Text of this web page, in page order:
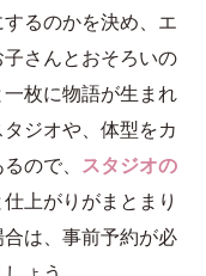
るのかを決め、エ
さんとおそろいの
枚に物語が生まれ
ジオや、体型をカ
ので、 スタジオの
上がりがまとまり
は、事前予約が必